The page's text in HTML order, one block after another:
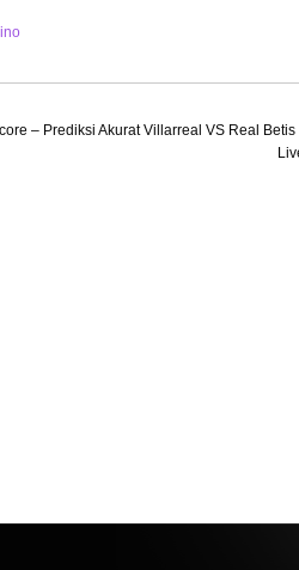
– Prediksi Akurat Villarreal VS Real Betis